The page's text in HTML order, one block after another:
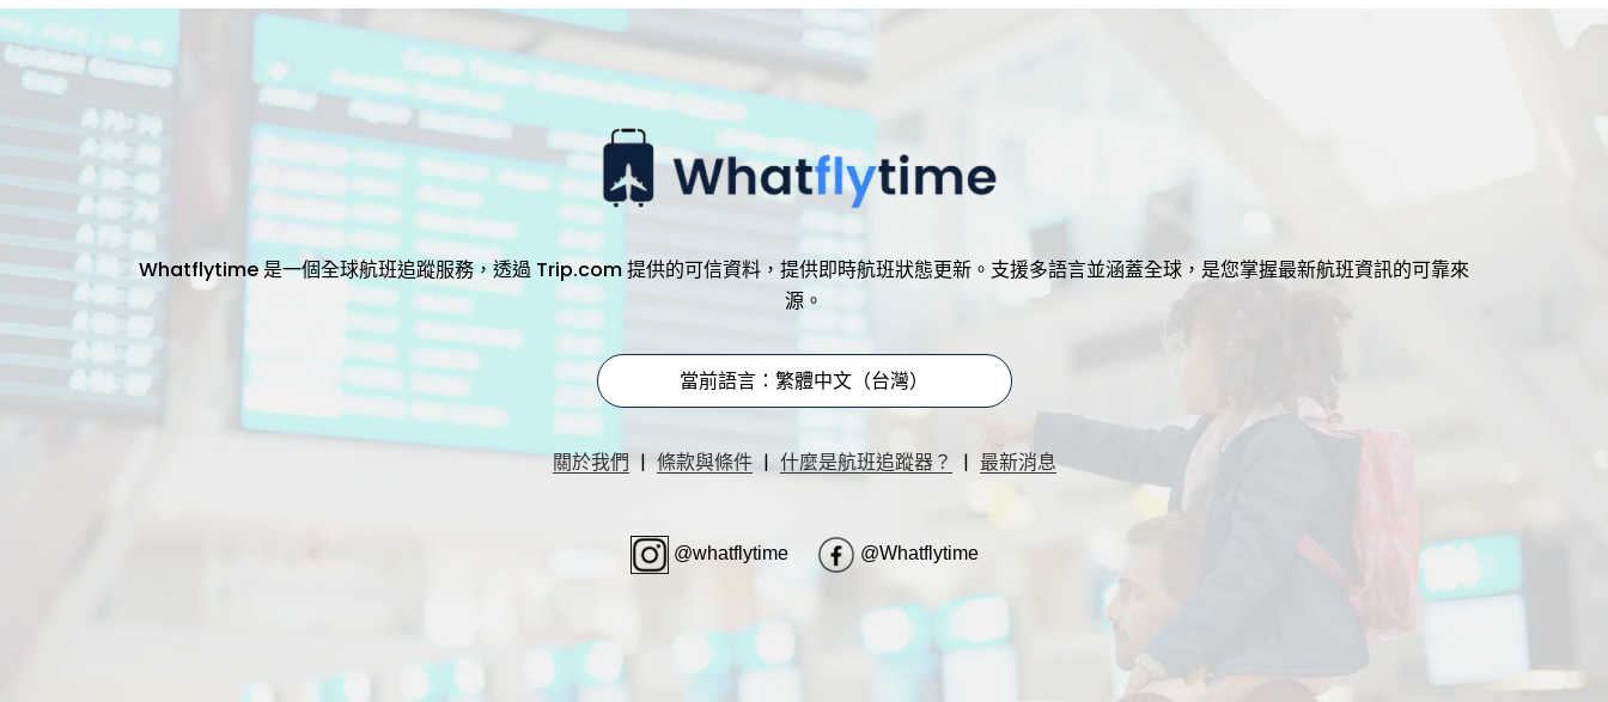
Whatflytime 是一個全球航班追蹤服務，透過 Trip.com 提供的可信資料，提供即時航班狀態更新。支援多語言並涵蓋全球，是您掌握最新航班資訊的可靠來
源。
當前語言：繁體中文（台灣）
關於我們 | 條款與條件 | 什麼是航班追蹤器？ | 最新消息
@whatflytime @Whatflytime